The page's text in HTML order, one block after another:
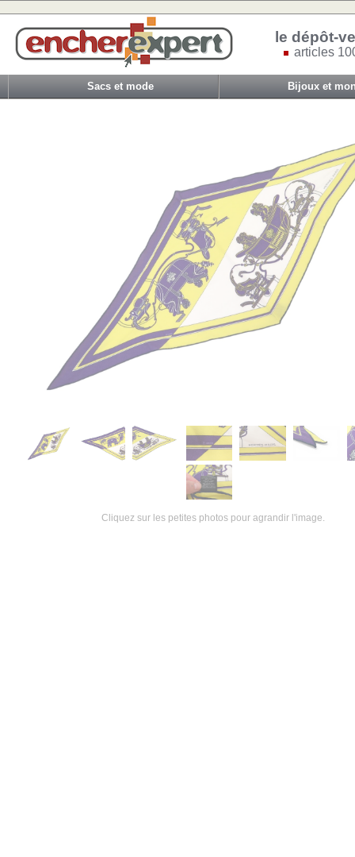
le dépôt-
articles
Sacs et mode Bijoux et
Cliquez sur les petites photos pour agrandir l'image.